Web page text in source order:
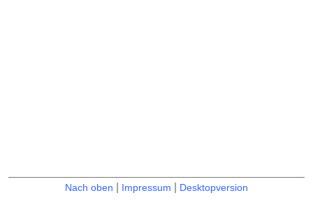
Nach oben Impressum Desktopversion